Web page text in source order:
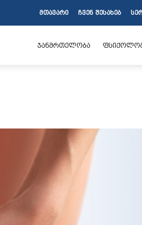
ᲛᲗᲐᲕᲐᲠᲘ ᲩᲕᲔᲜ ᲨᲔᲡᲐᲮᲔᲑ
ჯანმრთელობა